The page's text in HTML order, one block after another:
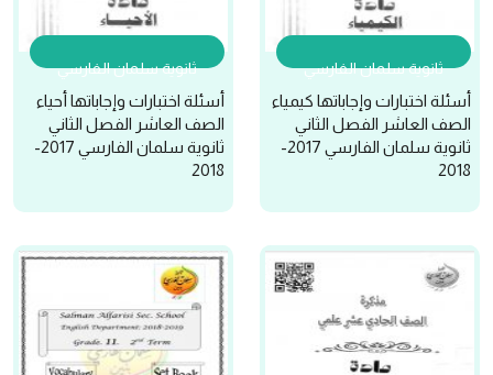
ثانوية سلمان الفارسي
أسئلة اختبارات وإجاباتها كيمياء
الصف العاشر الفصل الثاني
ثانوية سلمان الفارسي 2017-
2018
ثانوية سلمان الفارسي
أسئلة اختبارات وإجاباتها أحياء
الصف العاشر الفصل الثاني
ثانوية سلمان الفارسي 2017-
2018